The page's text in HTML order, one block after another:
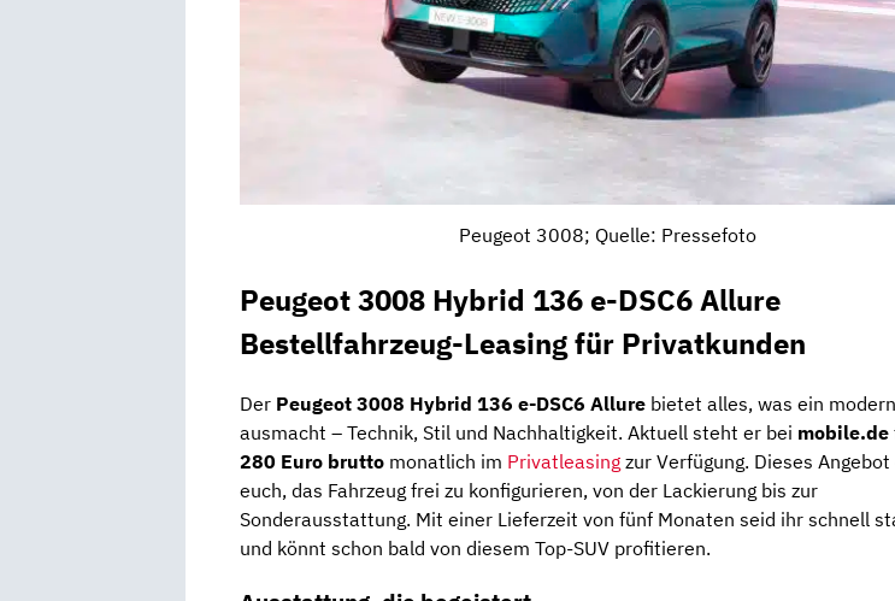
Peugeot 3008; Quelle: Pressefoto
Peugeot 3008 Hybrid 136 e-DSC6 Allure
Bestellfahrzeug-Leasing für Privatkunden
Der Peugeot 3008 Hybrid 136 e-DSC6 Allure bietet alles, was ein
ausmacht – Technik, Stil und Nachhaltigkeit. Aktuell steht er bei mobile.de
280 Euro brutto monatlich im Privatleasing zur Verfügung. Dieses
euch, das Fahrzeug frei zu konfigurieren, von der Lackierung bis zur
Sonderausstattung. Mit einer Lieferzeit von fünf Monaten seid ihr schnell
und könnt schon bald von diesem Top-SUV profitieren.